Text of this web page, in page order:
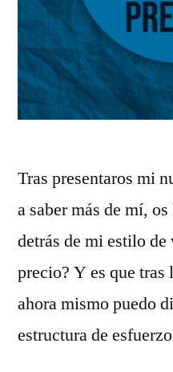
Tras presentaros mi
a saber más de mí,
detrás de mi estilo
precio? Y es que tras
ahora mismo puedo
estructura de